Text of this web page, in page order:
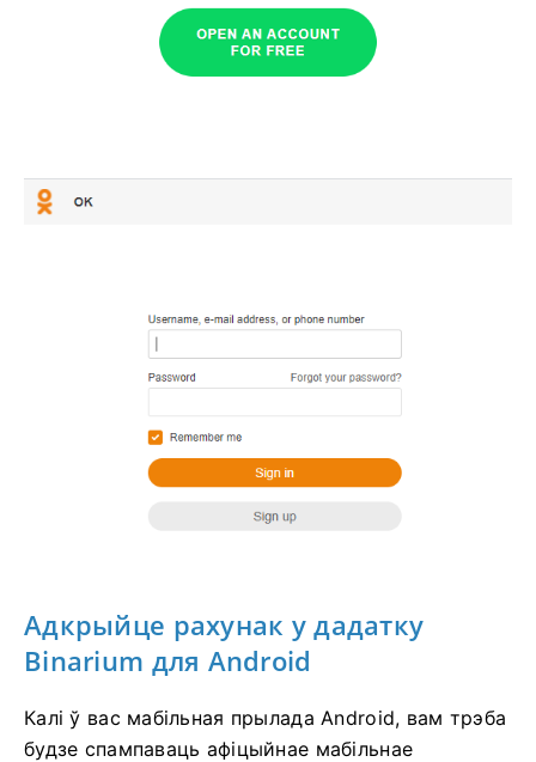
Адкрыйце рахунак у дадатку
Binarium для Android
Калі ў вас мабільная прылада Android, вам трэба
будзе спампаваць афіцыйнае мабільнае